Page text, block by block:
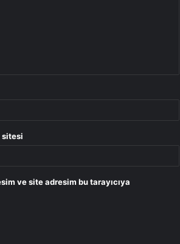
sitesi
ve site adresim bu tarayıcıya